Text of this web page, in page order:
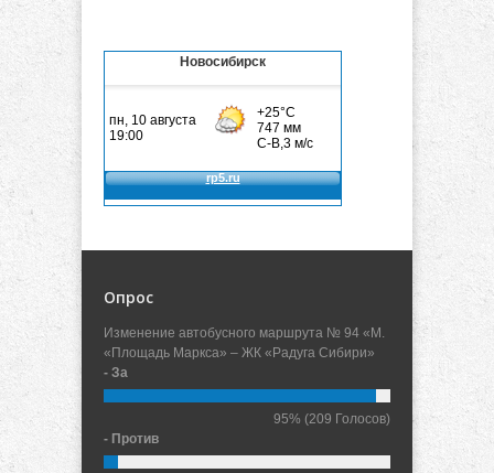
Новосибирск
Опрос
Изменение автобусного маршрута № 94 «М.
«Площадь Маркса» – ЖК «Радуга Сибири»
- За
95% (209 Голосов)
- Против